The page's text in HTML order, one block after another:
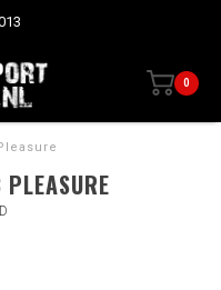
0
PLEASURE